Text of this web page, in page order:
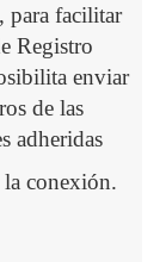
para facilitar
Registro
enviar
de las
adheridas
conexión.